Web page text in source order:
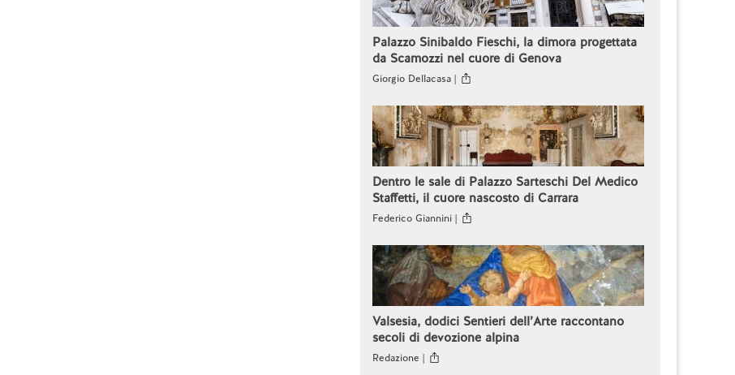
Palazzo Sinibaldo Fieschi, la dimora progettata
da Scamozzi nel cuore di Genova
Giorgio Dellacasa |
Dentro le sale di Palazzo Sarteschi Del Medico
Staffetti, il cuore nascosto di Carrara
Federico Giannini |
Valsesia, dodici Sentieri dell’Arte raccontano
secoli di devozione alpina
Redazione |